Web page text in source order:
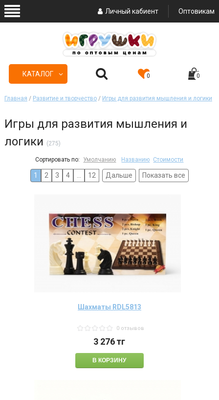
Личный кабиент Оптовикам
КАТАЛОГ 0 0
Главная / Развитие и творчество/ Игры для развития мышления и логики
Игры для развития мышления и
логики (275)
Сортировать по: Умолчанию Названию Стоимости
1 2 3 4 12 Дальше Показать все
Шахматы RDL5813
0 отзывов
3 276тг